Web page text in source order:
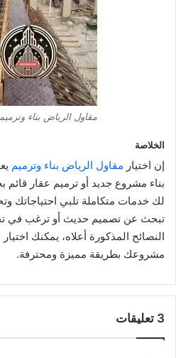
مقاول الرياض بناء وترميم
الخلاصة
إن اختيار مقاول الرياض بناء وترميم
بناء مشروع جديد أو ترميم عقار قائم
لك خدمات متكاملة تلبي احتياجاتك
تبحث عن تصميم حديث أو ترغب في
النصائح المذكورة أعلاه، يمكنك
مشروعك بطريقة مميزة ومحترفة.
‫3 تعليقات